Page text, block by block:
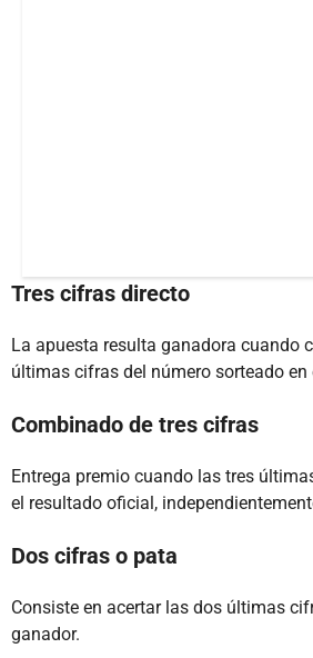
Tres cifras directo
La apuesta resulta ganadora cuando
últimas cifras del número sorteado en
Combinado de tres cifras
Entrega premio cuando las tres
el resultado oficial,
Dos cifras o pata
Consiste en acertar las dos últimas
ganador.